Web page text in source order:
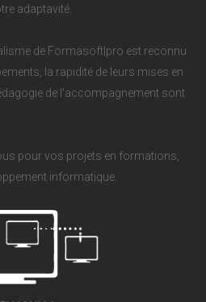
adaptavité.
de Formasoft|pro est reconnu
la rapidité de leurs mises en
de l'accompagnement sont
pour vos projets en formations,
informatique.